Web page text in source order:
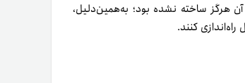
هرگز ساخته نشده بود؛ به‌همین‌دلیل،
کنند.